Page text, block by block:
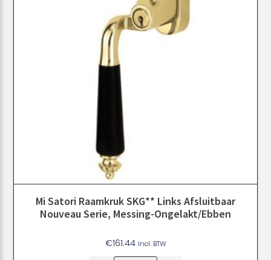
Mi Satori Raamkruk SKG** Links Afsluitbaar
Nouveau Serie, Messing-Ongelakt/ebben
€161.44 Incl. BTW